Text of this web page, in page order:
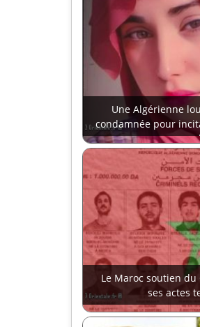
Une Algérienne
condamnée pour
Le Maroc soutien du
ses actes